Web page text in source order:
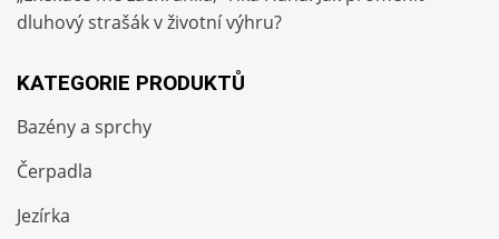
dluhový strašák v životní výhru?
KATEGORIE PRODUKTŮ
Bazény a sprchy
Čerpadla
Jezírka